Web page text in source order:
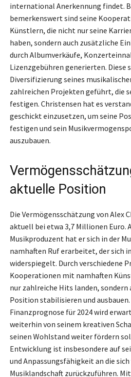
international Anerkennung findet.
bemerkenswert sind seine
Künstlern, die nicht nur seine
haben, sondern auch zusätzliche
durch Albumverkäufe,
Lizenzgebühren generierten. Diese
Diversifizierung seines
zahlreichen Projekten geführt, die
festigen. Christensen hat es
geschickt einzusetzen, um seine
festigen und sein
auszubauen.
aktuelle Position
Die Vermögensschätzung von Alex
aktuell bei etwa 3,7 Millionen Euro.
Musikproduzent hat er sich in der
namhaften Ruf erarbeitet, der sich
widerspiegelt. Durch verschiedene
Kooperationen mit namhaften
nur zahlreiche Hits landen, sondern
Position stabilisieren und
Finanzprognose für 2024 wird
weiterhin von seinem kreativen
seinen Wohlstand weiter fördern
Entwicklung ist insbesondere auf
und Anpassungsfähigkeit an die
Musiklandschaft zurückzuführen.